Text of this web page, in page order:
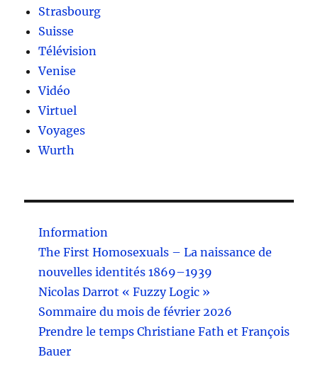
Strasbourg
Suisse
Télévision
Venise
Vidéo
Virtuel
Voyages
Wurth
Information
The First Homosexuals – La naissance de
nouvelles identités 1869–1939
Nicolas Darrot « Fuzzy Logic »
Sommaire du mois de février 2026
Prendre le temps Christiane Fath et François
Bauer